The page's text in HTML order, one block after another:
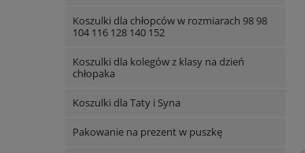
Koszulki dla chłopców w rozmiarach 98 98
104 116 128 140 152
Koszulki dla kolegów z klasy na dzień
chłopaka
Koszulki dla Taty i Syna
Pakowanie na prezent w puszkę